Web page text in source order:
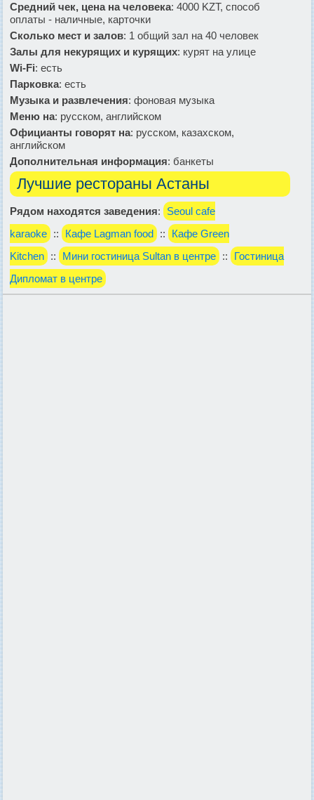
Средний чек, цена на человека: 4000 KZT, способ
оплаты - наличные, карточки
Сколько мест и залов: 1 общий зал на 40 человек
Залы для некурящих и курящих: курят на улице
Wi-Fi: есть
Парковка: есть
Музыка и развлечения: фоновая музыка
Меню на: русском, английском
Официанты говорят на: русском, казахском,
английском
Дополнительная информация: банкеты
Лучшие рестораны Астаны
Рядом находятся заведения:
Seoul cafe
karaoke :: Кафе Lagman food ::
Кафе Green
Kitchen :: Мини гостиница Sultan в центре ::
Гостиница
Дипломат в центре